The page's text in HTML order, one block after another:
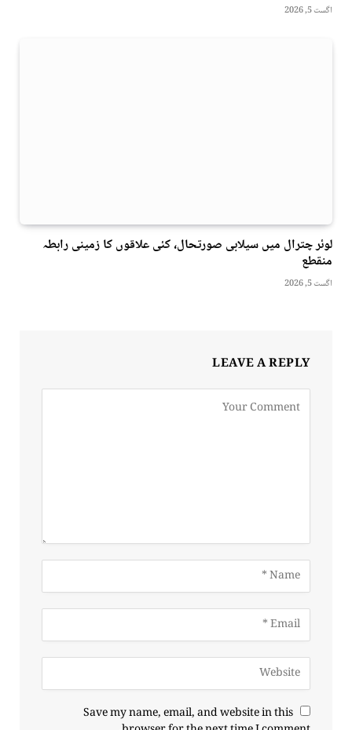
اگست 5, 2026
لوئر چترال میں سیلابی صورتحال، کئی علاقوں کا زمینی رابطہ
منقطع
اگست 5, 2026
LEAVE A REPLY
Save my name, email, and website in this